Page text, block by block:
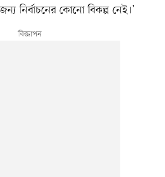
নির্বাচনের কোনো বিকল্প নেই।’